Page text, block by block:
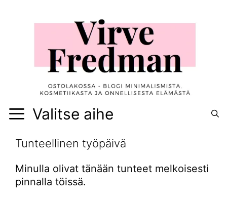
Valitse aihe
Tunteellinen työpäivä
Minulla olivat tänään tunteet melkoisesti
pinnalla töissä.